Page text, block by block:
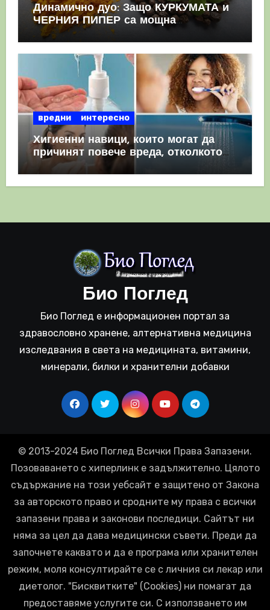
Динамично дуо: Защо КУРКУМАТА и
ЧЕРНИЯ ПИПЕР са мощна
комбинация
вредни интересно
Хигиенни навици, които могат да
причинят повече вреда, отколкото
полза
Био Поглед
Био Поглед е информационен портал за
здравословно хранене, алтернативна медицина
изследвания в света на медицината, витамини,
минерали, билки и хранителни добавки
© 2013-2024 Био Поглед Всички Права Запазени.
Позоваването с хиперлинк е задължително. Цялото
съдържание на този уебсайт е защитено от Закона
за авторското право и сродните му права с всички
запазени права и законови последици. Сайтът ни
няма за цел да дава медицински съвети. Преди да
започнете каквато и да е програма или хранителен
режим, моля консултирайте се с личния си лекар или
диетолог. "Бисквитките" (Cookies) ни помагат да
предоставяме услугите си. С използването им